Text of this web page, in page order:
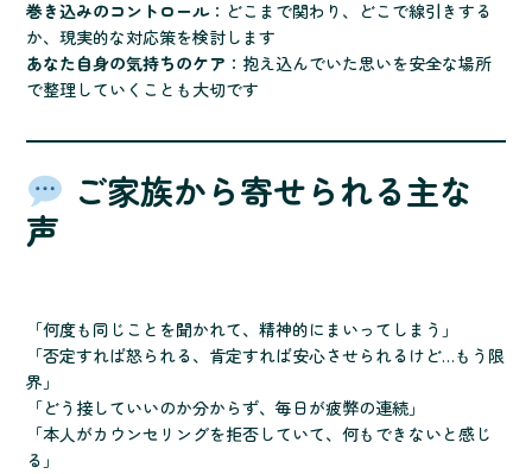
巻き込みのコントロール：どこまで関わり、どこで線引きする
か、現実的な対応策を検討します
あなた自身の気持ちのケア ：抱え込んでいた思いを安全な場所
で整理していくことも大切です
ご家族から寄せられる主な
声
「何度も同じことを聞かれて、精神的にまいってしまう」
「否定すれば怒られる、肯定すれば安心させられるけど…もう限
界」
「どう接していいのか分からず、毎日が疲弊の連続」
「本人がカウンセリングを拒否していて、何もできないと感じ
る」